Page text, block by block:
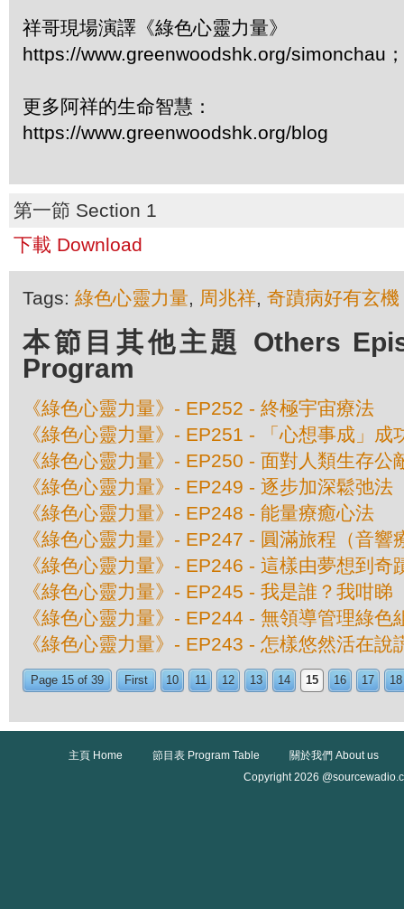
祥哥現場演譯《綠色心靈力量》
https://www.greenwoodshk.org/simonchau
更多阿祥的生命智慧：
https://www.greenwoodshk.org/blog
第一節 Section 1
下載 Download
Tags: 綠色心靈力量, 周兆祥, 奇蹟病好有玄機
本節目其他主題 Others
Program
《綠色心靈力量》- EP252 - 終極宇宙療法
《綠色心靈力量》- EP251 - 「心想事成」成
《綠色心靈力量》- EP250 - 面對人類生存公
《綠色心靈力量》- EP249 - 逐步加深鬆弛法
《綠色心靈力量》- EP248 - 能量療癒心法
《綠色心靈力量》- EP247 - 圓滿旅程（音響
《綠色心靈力量》- EP246 - 這樣由夢想到奇
《綠色心靈力量》- EP245 - 我是誰？我咁睇
《綠色心靈力量》- EP244 - 無領導管理綠色
《綠色心靈力量》- EP243 - 怎樣悠然活在說
Page 15 of 39 First 10 11 12 13 14 15 16 17 18
主頁 Home 節目表 Program Table
關於我們 About us
Copyright 2026